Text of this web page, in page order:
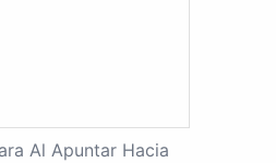
Al Apuntar Hacia